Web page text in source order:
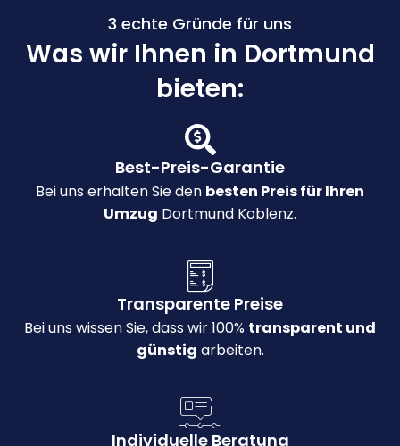
3 echte Gründe für uns
Was wir Ihnen in Dortmund
bieten:
Best-Preis-Garantie
Bei uns erhalten Sie den besten Preis für Ihren
Umzug Dortmund Koblenz.
Transparente Preise
Bei uns wissen Sie, dass wir 100% transparent und
günstig arbeiten.
Individuelle Beratung